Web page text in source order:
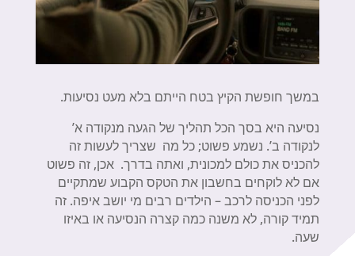
במשך חופשת הקיץ בטח הייתם בלא מעט נסיעות.
נסיעה היא בסך הכל תהליך של הגעה מנקודה א’
לנקודה ב’. נשמע פשוט; כל מה שצריך לעשות זה
להכניס את כולם למכונית, ואתה בדרך. אכן, זה פשוט
אם לא לוקחים בחשבון את הטקס הקבוע שמתקיים
לפני הכניסה לרכב – הילדים רבים מי יושב איפה. זה
תמיד קורה, לא משנה כמה קצרה הנסיעה או באיזו
שעה.